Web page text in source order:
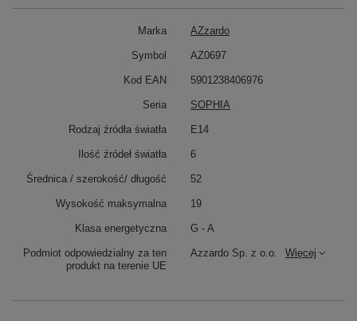
Marka AZzardo
Podmiot odpowiedzialny za ten
produkt na terenie UE
Azzardo Sp. z o.o. Więcej
Symbol AZ0697
Kod EAN 5901238406976
Seria SOPHIA
Rodzaj źródła światła E14
Ilość źródeł światła 6
Średnica / szerokość/ długość 52
Wysokość maksymalna 19
Klasa energetyczna G - A